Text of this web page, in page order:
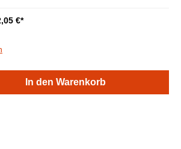
€*
gewünschten Wert ein
In den Warenkorb